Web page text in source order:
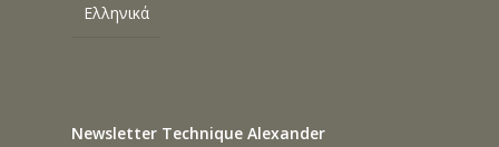
Ελληνικά
Newsletter Technique Alexander